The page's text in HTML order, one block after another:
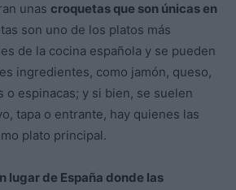
unas croquetas que son únicas en
son uno de los platos más
de la cocina española y se pueden
ingredientes, como jamón, queso,
o espinacas; y si bien, se suelen
tapa o entrante, hay quienes las
plato principal.
lugar de España donde las